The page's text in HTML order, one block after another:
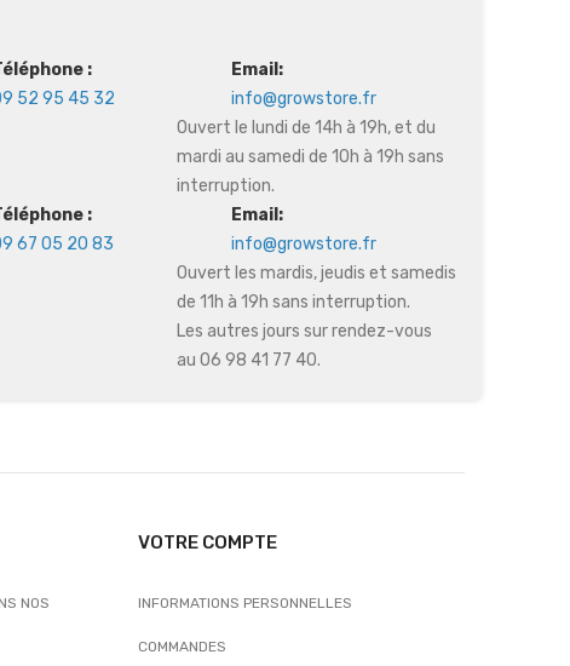
:
52 95 45 32
Email:
info@growstore.fr
Ouvert le lundi de 14h à 19h, et du
mardi au samedi de 10h à 19h sans
interruption.
:
67 05 20 83
Email:
info@growstore.fr
Ouvert les mardis, jeudis et samedis
de 11h à 19h sans interruption.
Les autres jours sur rendez-vous
au 06 98 41 77 40.
NOS
VOTRE COMPTE
INFORMATIONS PERSONNELLES
COMMANDES